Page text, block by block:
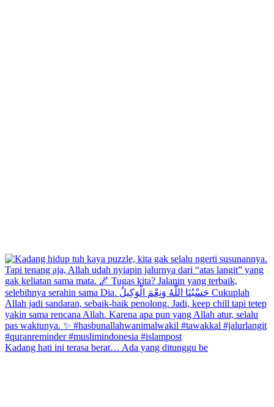
Kadang hati ini terasa berat… Ada yang ditunggu be